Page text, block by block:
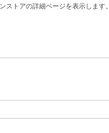
ストアの詳細ページを表示します。